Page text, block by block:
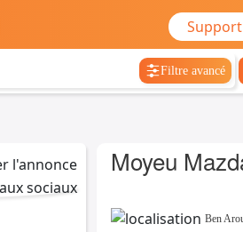
Support
Filtre avancé
Moyeu
Ben